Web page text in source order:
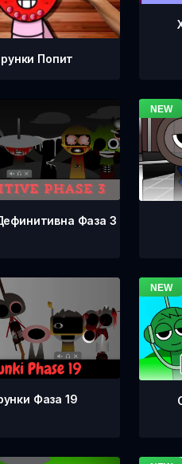
Попит
Фаза 3
Фаза 19